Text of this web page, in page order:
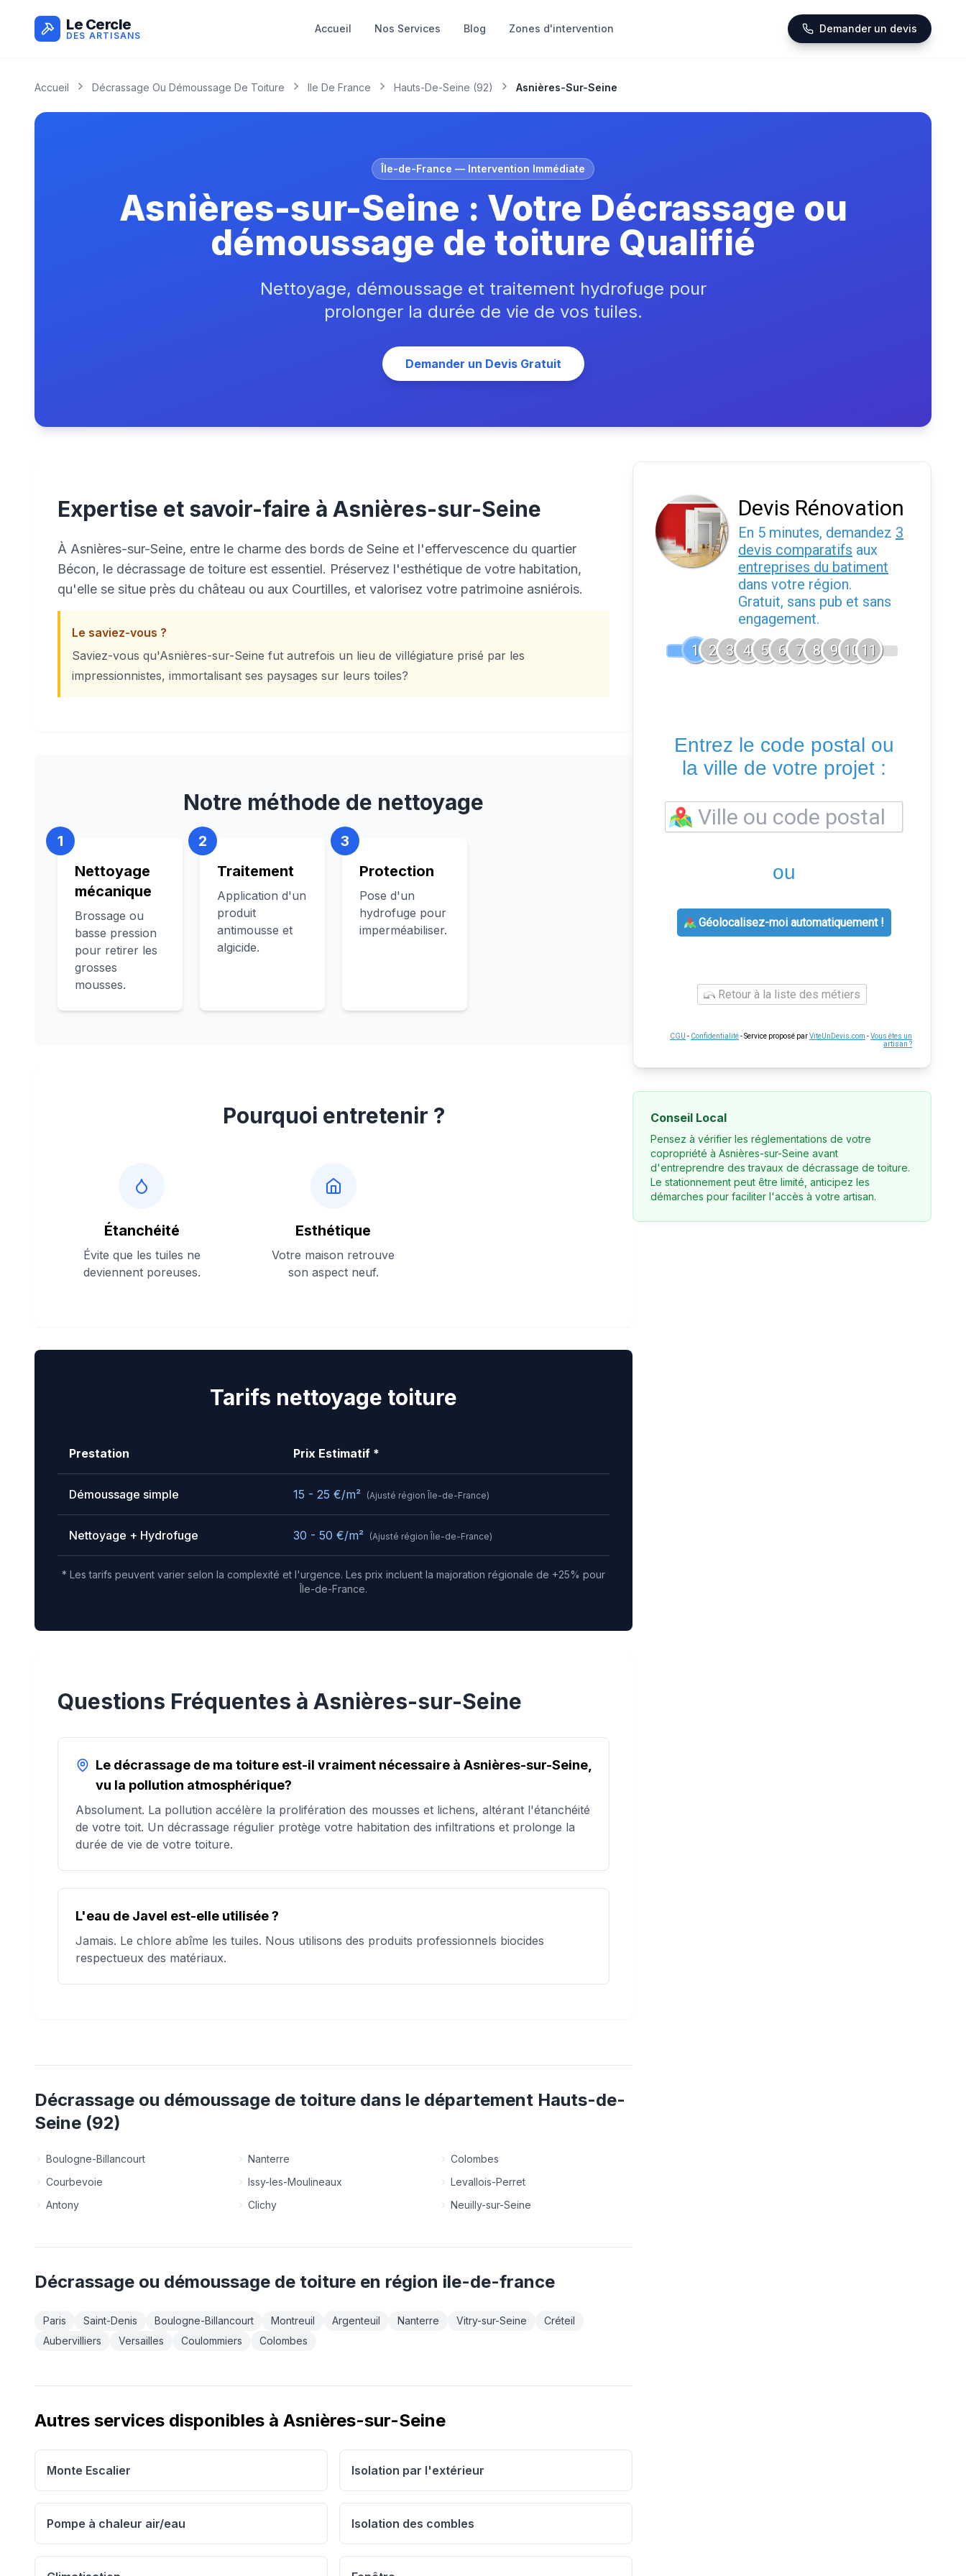
Le Cercle
DES ARTISANS
Accueil Nos Services Blog Zones d'intervention Demander un devis
Accueil Décrassage Ou Démoussage De Toiture Ile De France Hauts-De-Seine (92) Asnières-Sur-Seine
Île-de-France — Intervention Immédiate
Asnières-sur-Seine : Votre Décrassage ou
démoussage de toiture Qualifié
Nettoyage, démoussage et traitement hydrofuge pour
prolonger la durée de vie de vos tuiles.
Demander un Devis Gratuit
Expertise et savoir-faire à Asnières-sur-Seine
À Asnières-sur-Seine, entre le charme des bords de Seine et l'effervescence du quartier
Bécon, le décrassage de toiture est essentiel. Préservez l'esthétique de votre habitation,
qu'elle se situe près du château ou aux Courtilles, et valorisez votre patrimoine asniérois.
Le saviez-vous ?
Saviez-vous qu'Asnières-sur-Seine fut autrefois un lieu de villégiature prisé par les
impressionnistes, immortalisant ses paysages sur leurs toiles?
Notre méthode de nettoyage
1
Nettoyage
mécanique
Brossage ou
basse pression
pour retirer les
grosses
mousses.
2
Traitement
Application d'un
produit
antimousse et
algicide.
3
Protection
Pose d'un
hydrofuge pour
imperméabiliser.
Pourquoi entretenir ?
Étanchéité
Évite que les tuiles ne
deviennent poreuses.
Esthétique
Votre maison retrouve
son aspect neuf.
Tarifs nettoyage toiture
Prestation Prix Estimatif *
Démoussage simple 15 - 25 €/m² (Ajusté région Île-de-France)
Nettoyage + Hydrofuge 30 - 50 €/m² (Ajusté région Île-de-France)
* Les tarifs peuvent varier selon la complexité et l'urgence. Les prix incluent la majoration régionale de +25% pour
Île-de-France.
Questions Fréquentes à Asnières-sur-Seine
Le décrassage de ma toiture est-il vraiment nécessaire à Asnières-sur-Seine,
vu la pollution atmosphérique?
Absolument. La pollution accélère la prolifération des mousses et lichens, altérant l'étanchéité
de votre toit. Un décrassage régulier protège votre habitation des infiltrations et prolonge la
durée de vie de votre toiture.
L'eau de Javel est-elle utilisée ?
Jamais. Le chlore abîme les tuiles. Nous utilisons des produits professionnels biocides
respectueux des matériaux.
Décrassage ou démoussage de toiture dans le département Hauts-de-
Seine (92)
Boulogne-Billancourt Nanterre
Colombes
Courbevoie
Issy-les-Moulineaux
Levallois-Perret
Antony
Clichy Neuilly-sur-Seine
Décrassage ou démoussage de toiture en région ile-de-france
Paris Saint-Denis Boulogne-Billancourt Montreuil Argenteuil Nanterre Vitry-sur-Seine
Créteil
Aubervilliers
Versailles Coulommiers Colombes
Autres services disponibles à Asnières-sur-Seine
Monte Escalier Isolation par l'extérieur
Pompe à chaleur air/eau Isolation des combles
Devis Rénovation
En 5 minutes, demandez 3
devis comparatifs aux
entreprises du batiment
dans votre région.
Gratuit, sans pub et sans
engagement.
1
2 3 4 5 6 7 8 9 1011
Entrez le code postal ou
la ville de votre projet :
ou
Géolocalisez-moi automatiquement !
Retour à la liste des métiers
CGU - Confidentialité- Service proposé parViteUnDevis.com -Vous êtes un
artisan ?
Conseil Local
Pensez à vérifier les réglementations de votre
copropriété à Asnières-sur-Seine avant
d'entreprendre des travaux de décrassage de toiture.
Le stationnement peut être limité, anticipez les
démarches pour faciliter l'accès à votre artisan.